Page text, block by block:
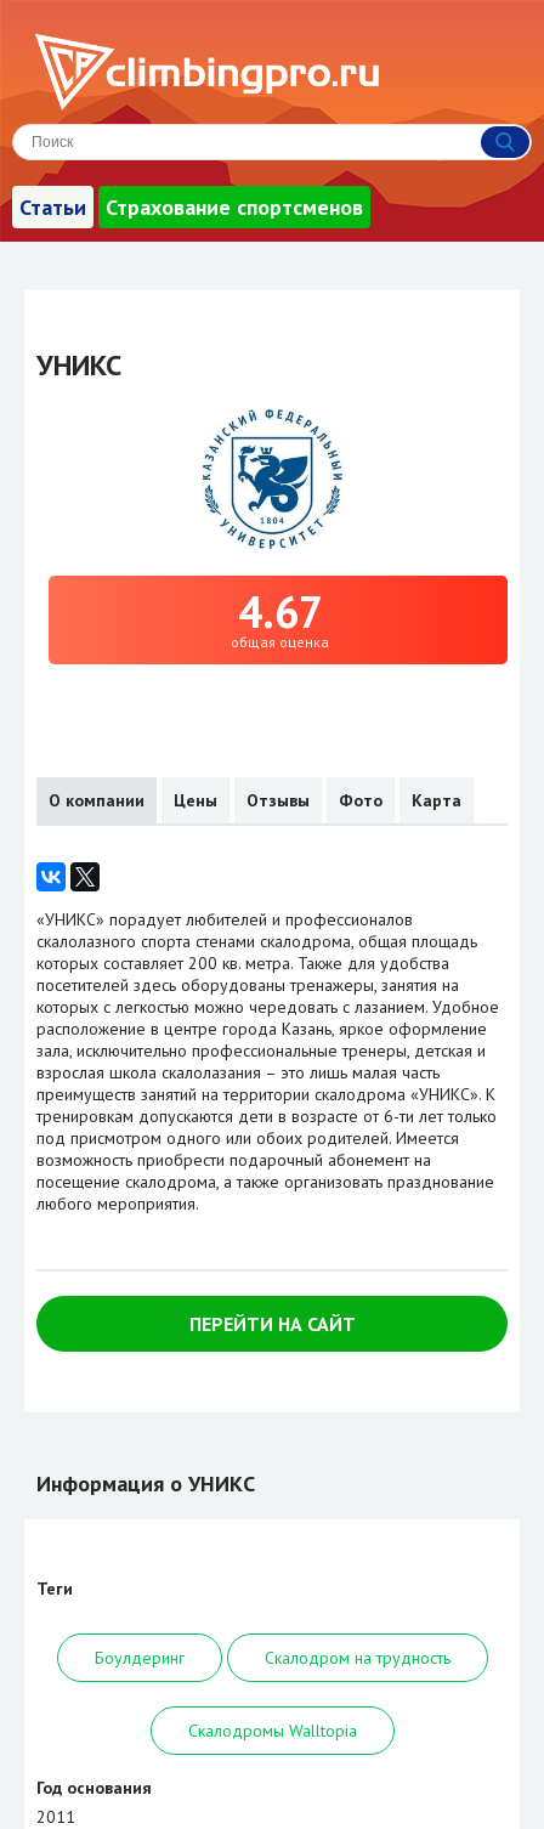
Статьи Страхование спортсменов
УНИКС
4.67
общая оценка
О компании Цены Отзывы Фото Карта
«УНИКС» порадует любителей и профессионалов
скалолазного спорта стенами скалодрома, общая площадь
которых составляет 200 кв. метра. Также для удобства
посетителей здесь оборудованы тренажеры, занятия на
которых с легкостью можно чередовать с лазанием. Удобное
расположение в центре города Казань, яркое оформление
зала, исключительно профессиональные тренеры, детская и
взрослая школа скалолазания – это лишь малая часть
преимуществ занятий на территории скалодрома «УНИКС». К
тренировкам допускаются дети в возрасте от 6-ти лет только
под присмотром одного или обоих родителей. Имеется
возможность приобрести подарочный абонемент на
посещение скалодрома, а также организовать празднование
любого мероприятия.
ПЕРЕЙТИ НА САЙТ
Информация о УНИКС
Теги
Боулдеринг Скалодром на трудность
Скалодромы Walltopia
Год основания
2011